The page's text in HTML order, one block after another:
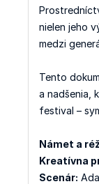
nielen jeho
medzi
Tento
a nadšenia,
festival –
Námet a
Kreatívna
Scenár: